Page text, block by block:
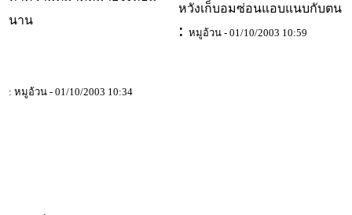
นาน
: หมูอ้วน - 01/10/2003 10:34
หวังเก็บอมซ่อนแอบแนบกับตน
: หมูอ้วน - 01/10/2003 10:59